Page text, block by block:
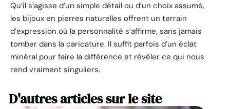
Qu’il s’agisse d’un simple détail ou d’un choix assumé,
les bijoux en pierres naturelles offrent un terrain
d’expression où la personnalité s’affirme, sans jamais
tomber dans la caricature. Il suffit parfois d’un éclat
minéral pour faire la différence et révéler ce qui nous
rend vraiment singuliers.
D'autres articles sur le site